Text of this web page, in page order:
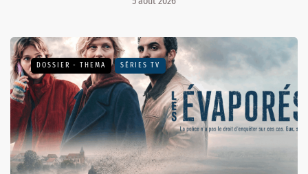
DOSSIER - THEMA SÉRIES TV